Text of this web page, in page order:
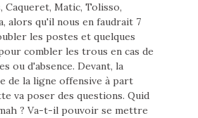
Caqueret, Matic, Tolisso,
alors qu'il nous en faudrait 7
les postes et quelques
combler les trous en cas de
ou d'absence. Devant, la
de la ligne offensive à part
va poser des questions. Quid
? Va-t-il pouvoir se mettre